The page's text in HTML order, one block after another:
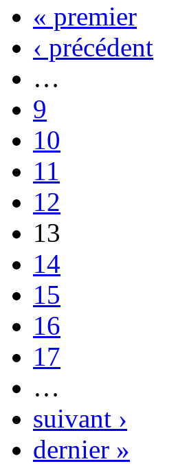
« premier
‹ précédent
…
9
10
11
12
13
14
15
16
17
…
suivant ›
dernier »